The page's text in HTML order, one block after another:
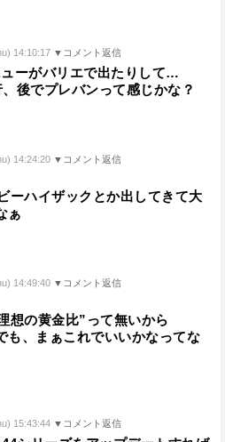
14:10:17 ▼コメント返信
ーがバリエで出たりして…
後でプレバンって感じかな？
14:24:20 ▼コメント返信
ーハイザックとか出してきて大
ぁ
14:49:40 ▼コメント返信
想の黄金比”って無いから
も、まぁこれでいいかなってな
15:43:44 ▼コメント返信